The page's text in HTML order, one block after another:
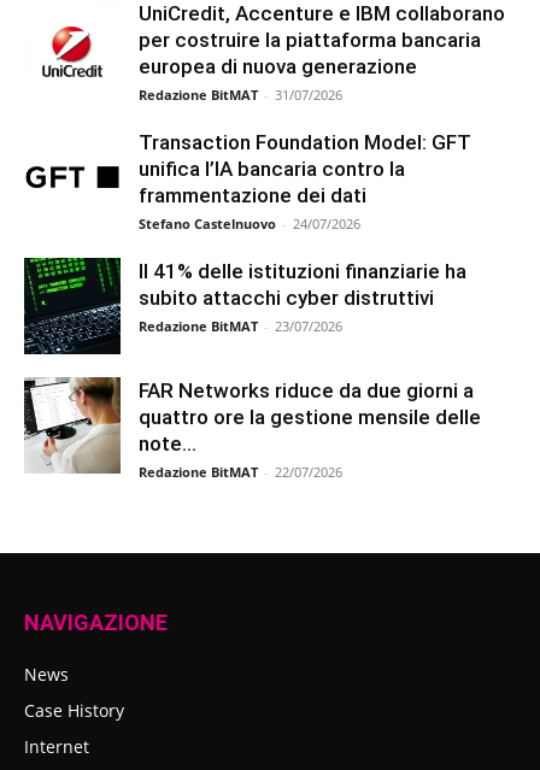
UniCredit, Accenture e IBM collaborano
per costruire la piattaforma bancaria
europea di nuova generazione
Redazione BitMAT - 31/07/2026
Transaction Foundation Model: GFT
unifica l’IA bancaria contro la
frammentazione dei dati
Stefano Castelnuovo - 24/07/2026
Il 41% delle istituzioni finanziarie ha
subito attacchi cyber distruttivi
Redazione BitMAT - 23/07/2026
FAR Networks riduce da due giorni a
quattro ore la gestione mensile delle
note...
Redazione BitMAT - 22/07/2026
NAVIGAZIONE
News
Case History
Internet